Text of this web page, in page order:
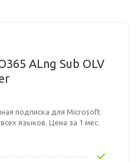
ALng Sub OLV
подписка для Microsoft
языков. Цена за 1 мес.